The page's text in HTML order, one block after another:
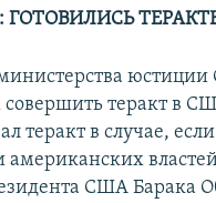
ГОТОВИЛИСЬ
юстиции
теракт в
теракт в случае,
США Барака